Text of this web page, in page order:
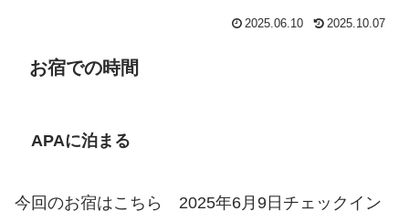
2025.06.10 2025.10.07
お宿での時間
APAに泊まる
今回のお宿はこちら 2025年6月9日チェックイン